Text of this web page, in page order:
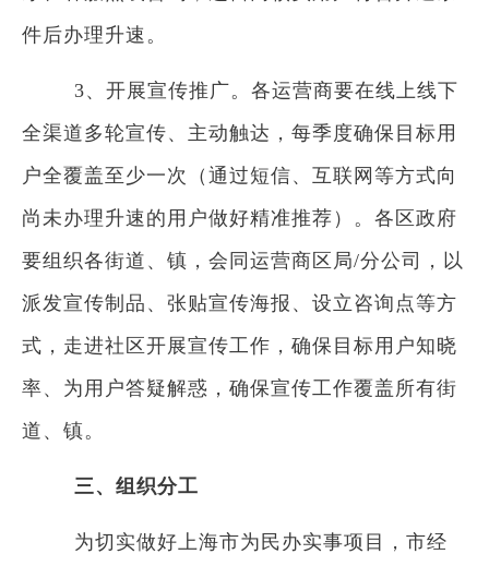
件后办理升速。
3、开展宣传推广。各运营商要在线上线下
全渠道多轮宣传、主动触达，每季度确保目标用
户全覆盖至少一次（通过短信、互联网等方式向
尚未办理升速的用户做好精准推荐）。各区政府
要组织各街道、镇，会同运营商区局/分公司，以
派发宣传制品、张贴宣传海报、设立咨询点等方
式，走进社区开展宣传工作，确保目标用户知晓
率、为用户答疑解惑，确保宣传工作覆盖所有街
道、镇。
三、组织分工
为切实做好上海市为民办实事项目，市经